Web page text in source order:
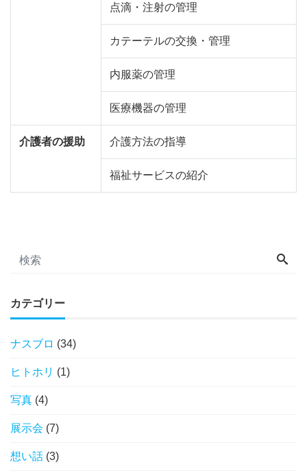
点滴・注射の管理
カテーテルの交換・管理
内服薬の管理
医療機器の管理
介護者の援助 介護方法の指導
福祉サービスの紹介
カテゴリー
ナスブロ (34)
ヒトホリ (1)
写真 (4)
展示会 (7)
想い話 (3)